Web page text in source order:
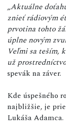
„Aktuálne
znieť rádiovým
prvotina tohto
úplne novým
Veľmi sa teším,
už
spevák na záver.
Kde úspešného
najbližšie, je
Lukáša Adamca.